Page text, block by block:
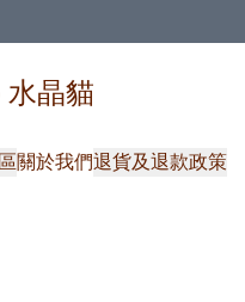
水晶貓
關於我們退貨及退款政策